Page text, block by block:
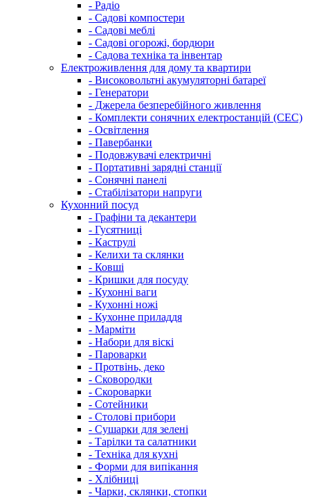
- Радіо
- Садові компостери
- Садові меблі
- Садові огорожі, бордюри
- Садова техніка та інвентар
Електроживлення для дому та квартири
- Високовольтні акумуляторні батареї
- Генератори
- Джерела безперебійного живлення
- Комплекти сонячних електростанцій (СЕС)
- Освітлення
- Павербанки
- Подовжувачі електричні
- Портативні зарядні станції
- Сонячні панелі
- Стабілізатори напруги
Кухонний посуд
- Графіни та декантери
- Гусятниці
- Каструлі
- Келихи та склянки
- Ковші
- Кришки для посуду
- Кухонні ваги
- Кухонні ножі
- Кухонне приладдя
- Марміти
- Набори для віскі
- Пароварки
- Протвінь, деко
- Сковородки
- Скороварки
- Сотейники
- Столові прибори
- Сушарки для зелені
- Тарілки та салатники
- Техніка для кухні
- Форми для випікання
- Хлібниці
- Чарки, склянки, стопки